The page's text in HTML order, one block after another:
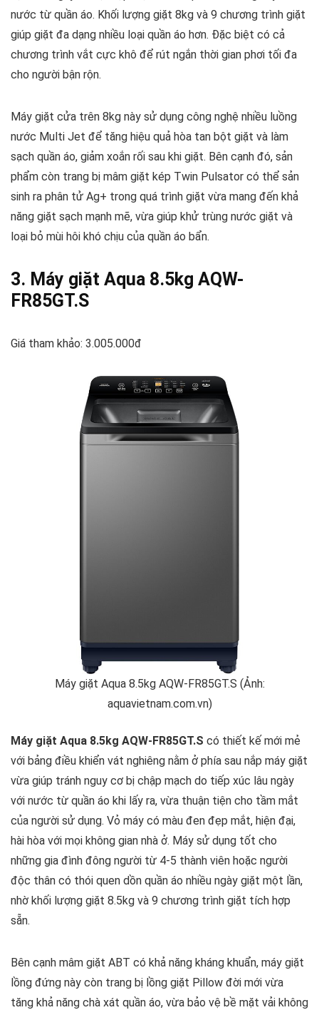
nước từ quần áo. Khối lượng giặt 8kg và 9 chương trình giặt
giúp giặt đa dạng nhiều loại quần áo hơn. Đặc biệt có cả
chương trình vắt cực khô để rút ngắn thời gian phơi tối đa
cho người bận rộn.
Máy giặt cửa trên 8kg này sử dụng công nghệ nhiều luồng
nước Multi Jet để tăng hiệu quả hòa tan bột giặt và làm
sạch quần áo, giảm xoắn rối sau khi giặt. Bên cạnh đó, sản
phẩm còn trang bị mâm giặt kép Twin Pulsator có thể sản
sinh ra phân tử Ag+ trong quá trình giặt vừa mang đến khả
năng giặt sạch mạnh mẽ, vừa giúp khử trùng nước giặt và
loại bỏ mùi hôi khó chịu của quần áo bẩn.
3. Máy giặt Aqua 8.5kg AQW-
FR85GT.S
Giá tham khảo: 3.005.000đ
Máy giặt Aqua 8.5kg AQW-FR85GT.S (Ảnh:
aquavietnam.com.vn)
Máy giặt Aqua 8.5kg AQW-FR85GT.S có thiết kế mới mẻ
với bảng điều khiển vát nghiêng nằm ở phía sau nắp máy giặt
vừa giúp tránh nguy cơ bị chập mạch do tiếp xúc lâu ngày
với nước từ quần áo khi lấy ra, vừa thuận tiện cho tầm mắt
của người sử dụng. Vỏ máy có màu đen đẹp mắt, hiện đại,
hài hòa với mọi không gian nhà ở. Máy sử dụng tốt cho
những gia đình đông người từ 4-5 thành viên hoặc người
độc thân có thói quen dồn quần áo nhiều ngày giặt một lần,
nhờ khối lượng giặt 8.5kg và 9 chương trình giặt tích hợp
sẵn.
Bên cạnh mâm giặt ABT có khả năng kháng khuẩn, máy giặt
lồng đứng này còn trang bị lồng giặt Pillow đời mới vừa
tăng khả năng chà xát quần áo, vừa bảo vệ bề mặt vải không